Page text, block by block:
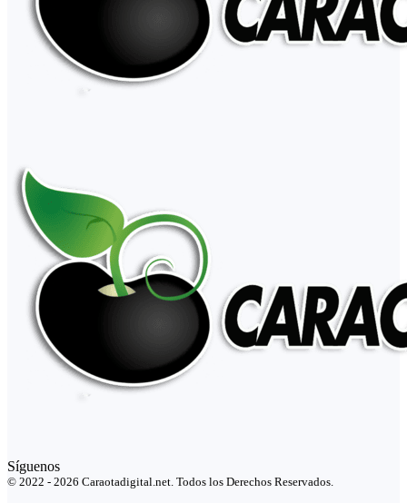
Síguenos
© 2022 - 2026 Caraotadigital.net. Todos los Derechos Reservados.